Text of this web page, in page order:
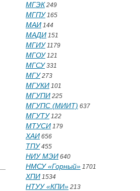
МГЭК 249
МГПУ165
МАИ 144
МАДИ 151
МГИУ1179
МГОУ121
МГСУ331
МГУ273
МГУКИ 101
МГУПИ 225
МГУПС (МИИТ) 637
МГУТУ122
МТУСИ 179
ХАИ 656
ТПУ455
НИУ МЭИ 640
НМСУ «Горный» 1701
ХПИ 1534
НТУУ «КПИ» 213